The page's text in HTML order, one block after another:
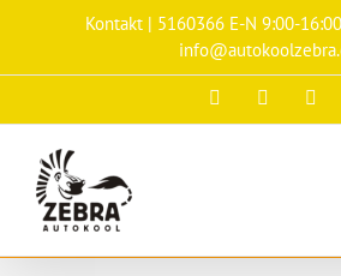
Kontakt | 5160366 E-N 9:00-
FacebookInstagram